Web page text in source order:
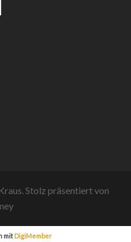
Stolz präsentiert von
mit DigiMember